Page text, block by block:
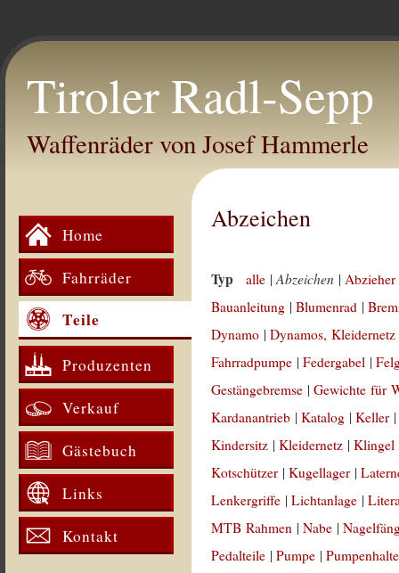
Tiroler Radl-Sepp
Waffenräder von Josef Hammerle
Home
Fahrräder
Teile
Produzenten
Verkauf
Gästebuch
Links
Kontakt
Abzeichen
Typ alle |Abzeichen |
Bauanleitung |Blumenrad |
Dynamo |Dynamos, Kleidernetz
Fahrradpumpe |Federgabel |
Gestängebremse |Gewichte für
Kardanantrieb |Katalog |Keller
Kindersitz |Kleidernetz |Klingel
Kotschützer |Kugellager |
Lenkergriffe |Lichtanlage |
MTB Rahmen |Nabe |
Pedalteile |Pumpe |